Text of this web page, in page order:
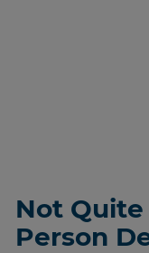
Not
Person